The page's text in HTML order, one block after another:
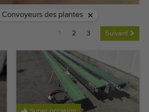
Convoyeurs des plantes
1 2 3 Suivant